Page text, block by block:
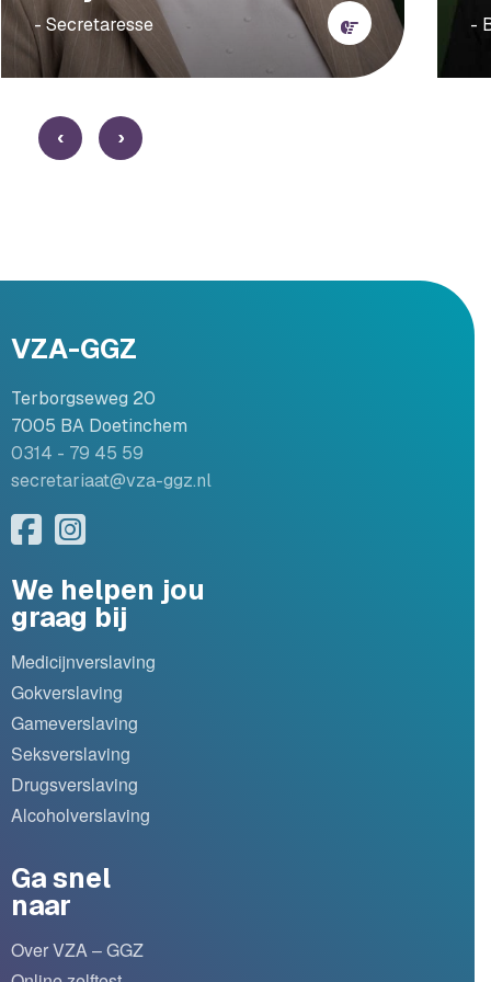
- Secretaresse -
‹ ›
VZA-GGZ
Terborgseweg 20
7005 BA Doetinchem
0314 - 79 45 59
secretariaat@vza-ggz.nl
We helpen jou
graag bij
Medicijnverslaving
Gokverslaving
Gameverslaving
Seksverslaving
Drugsverslaving
Alcoholverslaving
Ga snel
naar
Over VZA – GGZ